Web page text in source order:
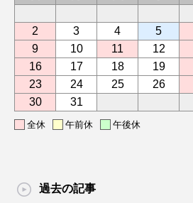
2
3 4 5
9
10 11 12
16
17 18 19
23
24 25 26
30
31
全休 午前休 午後休
過去の記事